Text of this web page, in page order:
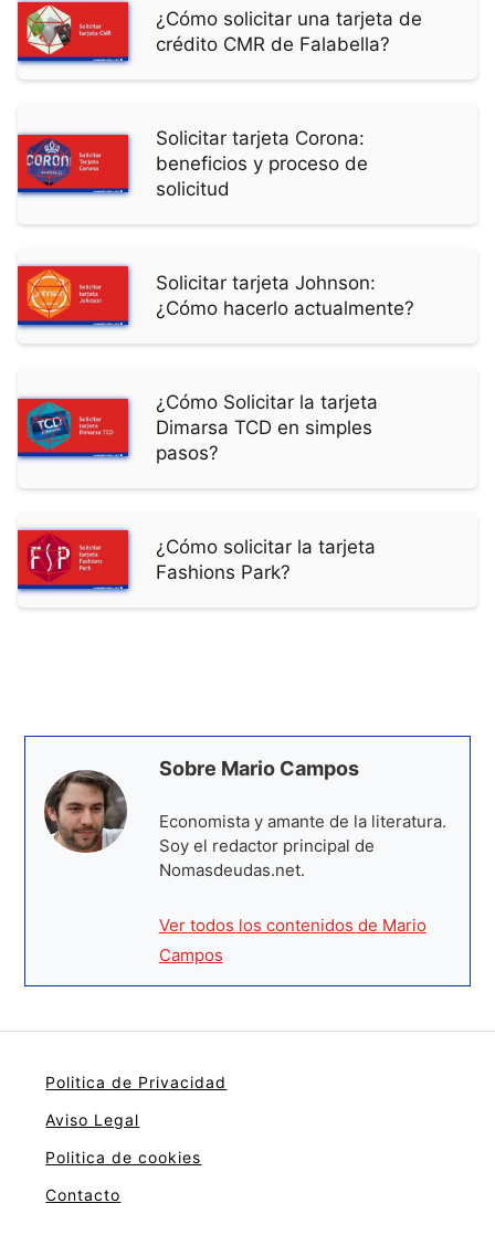
¿Cómo solicitar una tarjeta de
crédito CMR de Falabella?
Solicitar tarjeta Corona:
beneficios y proceso de
solicitud
Solicitar tarjeta Johnson:
¿Cómo hacerlo actualmente?
¿Cómo Solicitar la tarjeta
Dimarsa TCD en simples
pasos?
¿Cómo solicitar la tarjeta
Fashions Park?
Sobre Mario Campos
Economista y amante de la literatura.
Soy el redactor principal de
Nomasdeudas.net.
Ver todos los contenidos de Mario
Campos
Politica de Privacidad
Aviso Legal
Politica de cookies
Contacto